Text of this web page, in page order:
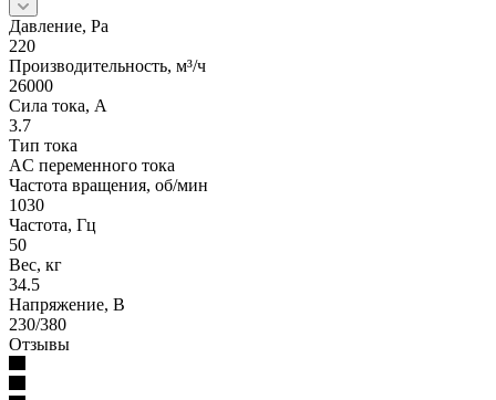
Давление, Pa
220
Производительность, м³/ч
26000
Сила тока, А
3.7
Тип тока
AC переменного тока
Частота вращения, об/мин
1030
Частота, Гц
50
Вес, кг
34.5
Напряжение, В
230/380
Отзывы